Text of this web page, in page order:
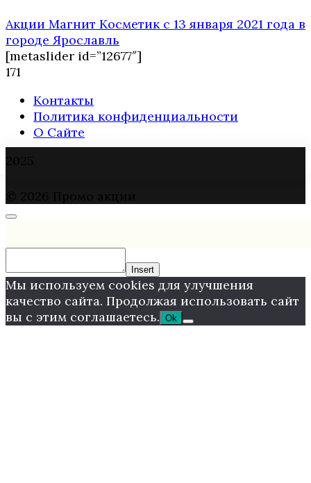
Акции Магнит Косметик с 13 января 2021 года в
городе Ярославль
[metaslider id=”12677″]
171
Контакты
Политика конфиденциальности
О Сайте
Insert
Мы используем cookies для улучшения
качество сайта. Продолжая использовать сайт
вы с этим соглашаетесь. Ok